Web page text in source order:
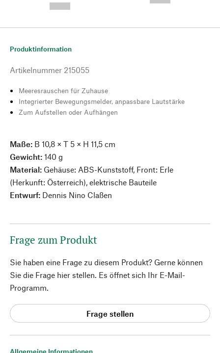
Allgemeine Informationen
Produktinformation
Artikelnummer 215055
Meeresrauschen für Zuhause
Integrierter Bewegungsmelder, anpassbare Lautstärke
Zum Aufstellen oder Aufhängen
Maße: B 10,8 × T 5 × H 11,5 cm
Gewicht: 140 g
Material: Gehäuse: ABS-Kunststoff, Front: Erle
(Herkunft: Österreich), elektrische Bauteile
Entwurf: Dennis Nino Claßen
Frage zum Produkt
Sie haben eine Frage zu diesem Produkt? Gerne können
Sie die Frage hier stellen. Es öffnet sich Ihr E-Mail-
Programm.
Frage stellen